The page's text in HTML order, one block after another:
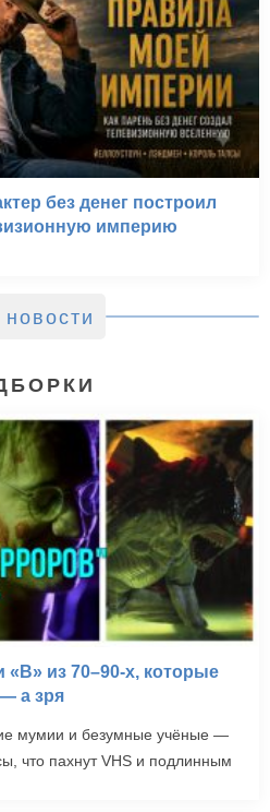
без денег построил
империю
«B» из 70–90-х, которые
а зря
мумии и безумные учёные —
что пахнут VHS и подлинным